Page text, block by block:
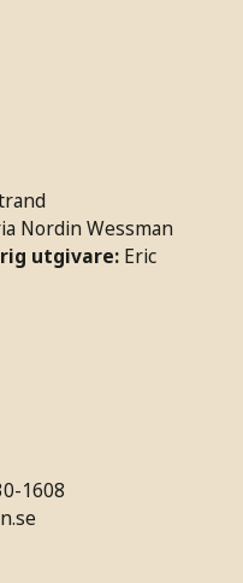
Nordin Wessman
utgivare: Eric
1608